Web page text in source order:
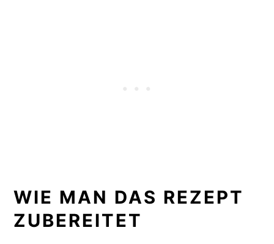
WIE MAN DAS REZEPT
ZUBEREITET